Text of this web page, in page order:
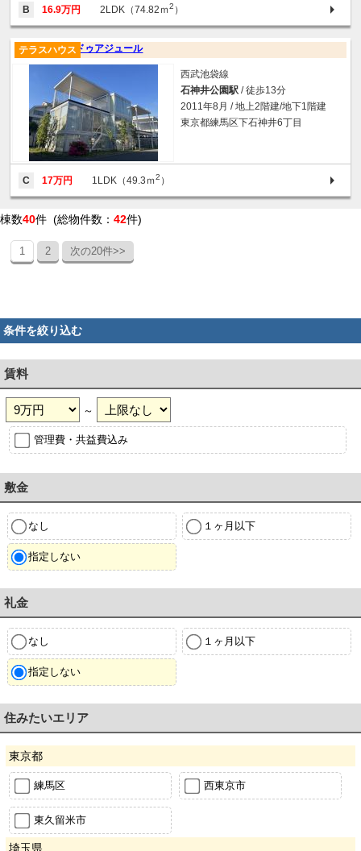
B 16.9万円 2LDK（74.82ｍ2 ）
ドゥアジュール
テラスハウス
西武池袋線
石神井公園駅 / 徒歩13分
2011年8月 / 地上2階建/地下1階建
東京都練馬区下石神井6丁目
C 17万円 1LDK（49.3ｍ2 ）
棟数40件 (総物件数： 42件)
1 2 次の20件>>
条件を絞り込む
賃料
～
管理費・共益費込み
敷金
なし １ヶ月以下
指定しない
礼金
なし １ヶ月以下
指定しない
住みたいエリア
東京都
練馬区 西東京市
東久留米市
埼玉県